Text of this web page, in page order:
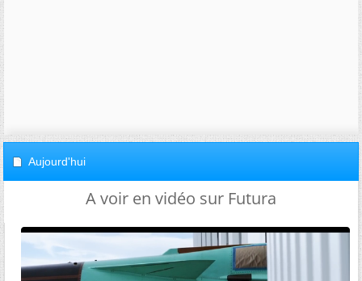
Aujourd'hui
A voir en vidéo sur Futura